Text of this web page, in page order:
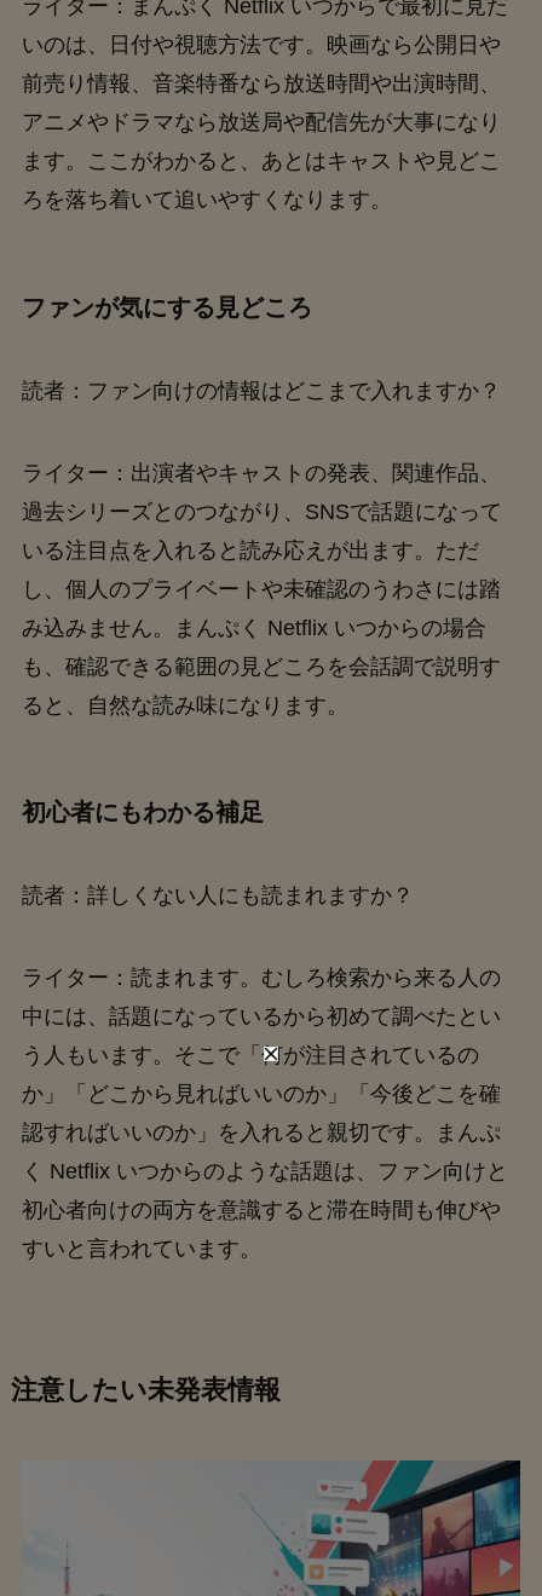
ライター：まんぷく Netflix いつからで最初に見た
いのは、日付や視聴方法です。映画なら公開日や
前売り情報、音楽特番なら放送時間や出演時間、
アニメやドラマなら放送局や配信先が大事になり
ます。ここがわかると、あとはキャストや見どこ
ろを落ち着いて追いやすくなります。
ファンが気にする見どころ
読者：ファン向けの情報はどこまで入れますか？
ライター：出演者やキャストの発表、関連作品、
過去シリーズとのつながり、SNSで話題になって
いる注目点を入れると読み応えが出ます。ただ
し、個人のプライベートや未確認のうわさには踏
み込みません。まんぷく Netflix いつからの場合
も、確認できる範囲の見どころを会話調で説明す
ると、自然な読み味になります。
初心者にもわかる補足
読者：詳しくない人にも読まれますか？
ライター：読まれます。むしろ検索から来る人の
中には、話題になっているから初めて調べたとい
う人もいます。そこで「何が注目されているの
か」「どこから見ればいいのか」「今後どこを確
認すればいいのか」を入れると親切です。まんぷ
く Netflix いつからのような話題は、ファン向けと
初心者向けの両方を意識すると滞在時間も伸びや
すいと言われています。
注意したい未発表情報